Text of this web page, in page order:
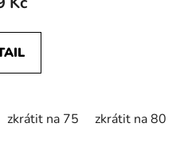
zkrátit na 75 zkrátit na 80